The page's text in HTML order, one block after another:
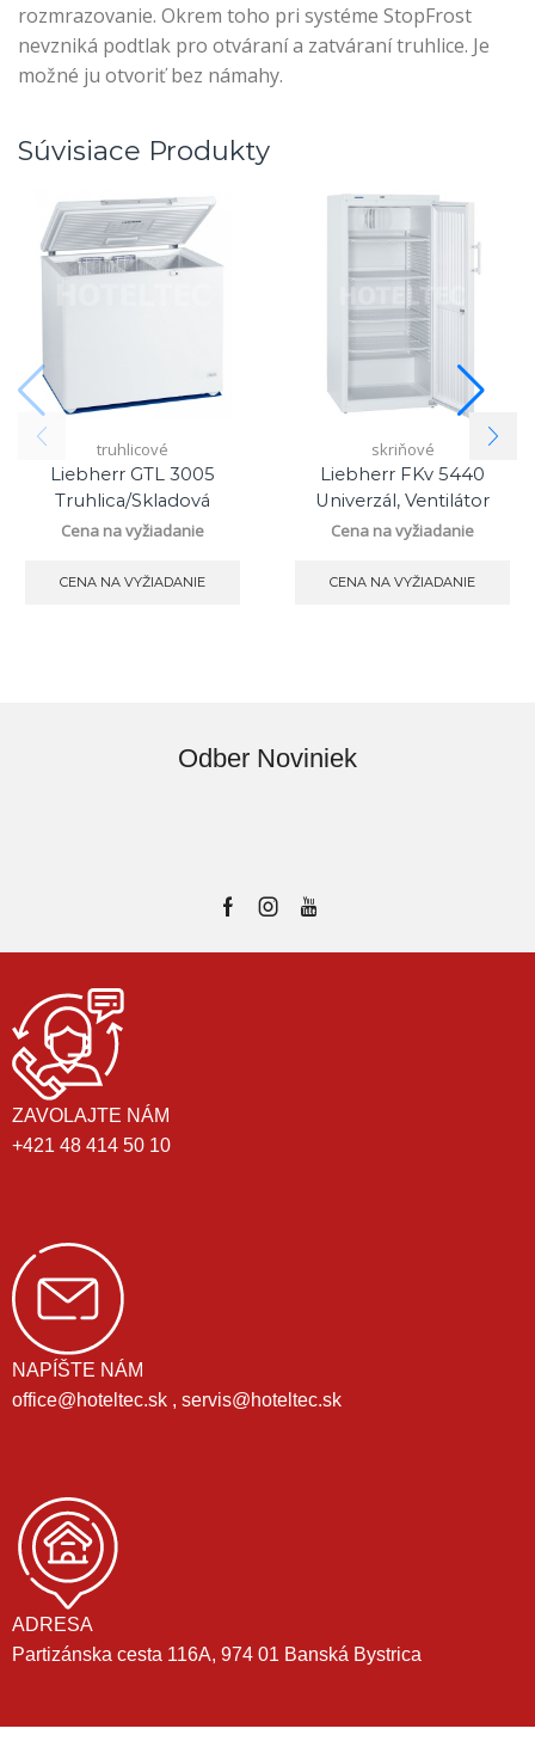
rozmrazovanie. Okrem toho pri systéme StopFrost
nevzniká podtlak pro otváraní a zatváraní truhlice. Je
možné ju otvoriť bez námahy.
Súvisiace Produkty
truhlicové
Liebherr GTL 3005
Truhlica/skladová
Cena na vyžiadanie
CENA NA VYŽIADANIE
skriňové
Liebherr FKv 5440
Univerzál, Ventilátor
Cena na vyžiadanie
CENA NA VYŽIADANIE
Odber Noviniek
ZAVOLAJTE NÁM
+421 48 414 50 10
NAPÍŠTE NÁM
office@hoteltec.sk , servis@hoteltec.sk
ADRESA
Partizánska cesta 116A, 974 01 Banská Bystrica